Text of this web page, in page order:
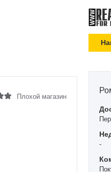
Плохой магазин
-